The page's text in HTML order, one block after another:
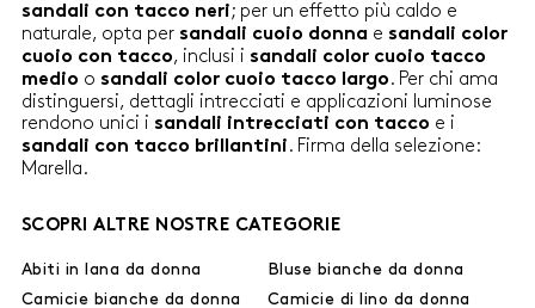
sandali con tacco neri ; per un effetto più caldo e
naturale, opta per sandali cuoio donna e sandali color
cuoio con tacco, inclusi i sandali color cuoio tacco
medio o sandali color cuoio tacco largo . Per chi ama
distinguersi, dettagli intrecciati e applicazioni luminose
rendono unici i sandali intrecciati con tacco e i
sandali con tacco brillantini . Firma della selezione:
Marella.
SCOPRI ALTRE NOSTRE CATEGORIE
Abiti in lana da donna
Bluse bianche da donna
Camicie bianche da donna
Camicie di lino da donna